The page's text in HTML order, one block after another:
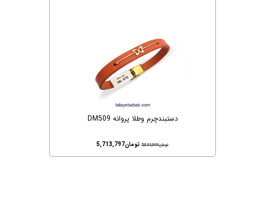
دستبندچرم وطلا پروانه DM509
تومان5,831,000 تومان5,713,797